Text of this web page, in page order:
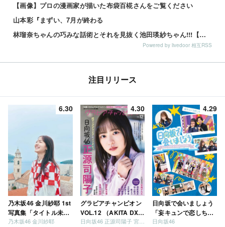
【画像】プロの漫画家が描いた布袋百椛さんをご覧ください
山本彩『まずい、7月が終わる
林瑠奈ちゃんの巧みな話術とそれを見抜く池田瑛紗ちゃん!!!【乃木坂46】
Powered by livedoor 相互RSS
注目リリース
6.30
乃木坂46 金川紗耶 1st
写真集「タイトル未
定」
乃木坂46 金川紗耶
4.30
グラビアチャンピオン
VOL.12 （AKITA DXシ
リーズ）
日向坂46 正源司陽子 宮地すみれ
4.29
日向坂で会いましょう
「妄キュンで恋しちゃ
いましょう」「どっち
日向坂46